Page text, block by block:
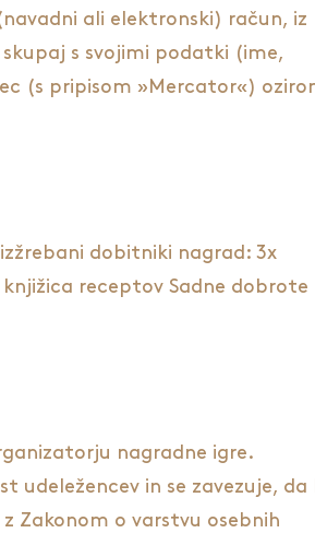
ali elektronski) račun, iz
s svojimi podatki (ime,
(s pripisom »Mercator«)
dobitniki nagrad: 3x
receptov Sadne dobrote
nagradne igre.
udeležencev in se zavezuje, da
Zakonom o varstvu osebnih